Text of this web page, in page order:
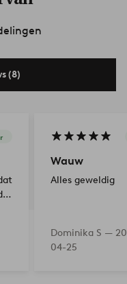
(8)
Wauw
Alles geweldig
Dominika S —
04-25